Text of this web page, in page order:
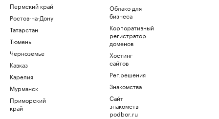
Пермский край
Ростов-на-Дону
Татарстан
Тюмень
Черноземье
Кавказ
Карелия
Мурманск
Приморский
край
Облако для
бизнеса
Корпоративный
регистратор
доменов
Хостинг
сайтов
Рег.решения
Знакомства
Сайт
знакомств
podbor.ru